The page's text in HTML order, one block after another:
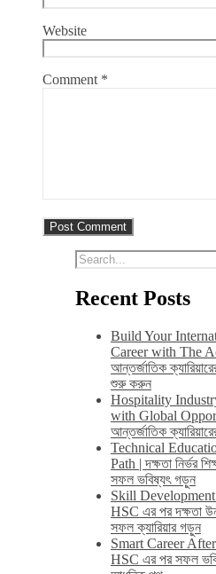
Website
Comment *
Recent Posts
Build Your
Career with The
আন্তর্জাতিক
শুরু করুন
Hospitality
with Global
আন্তর্জাতিক
Technical
Path | দক্ষতা নির্ভর
সফল ভবিষ্যৎ গড়ুন
Skill
HSC এর পর দক্ষতা
সফল ক্যারিয়ার গড়ুন
Smart Career
HSC এর পর সফল